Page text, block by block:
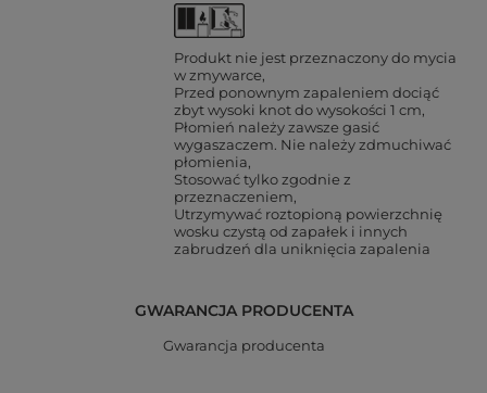
Produkt nie jest przeznaczony do mycia
w zmywarce
Przed ponownym zapaleniem dociąć
zbyt wysoki knot do wysokości 1 cm
Płomień należy zawsze gasić
wygaszaczem. Nie należy zdmuchiwać
płomienia
Stosować tylko zgodnie z
przeznaczeniem
Utrzymywać roztopioną powierzchnię
wosku czystą od zapałek i innych
zabrudzeń dla uniknięcia zapalenia
GWARANCJA PRODUCENTA
Gwarancja producenta